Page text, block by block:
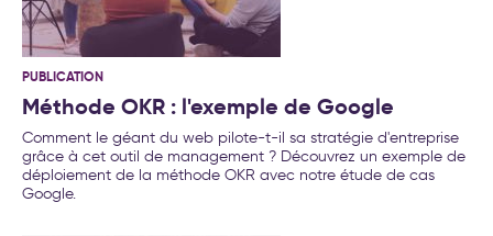
PUBLICATION
Méthode OKR : l'exemple de Google
Comment le géant du web pilote-t-il sa stratégie d'entreprise
grâce à cet outil de management ? Découvrez un exemple de
déploiement de la méthode OKR avec notre étude de cas
Google.